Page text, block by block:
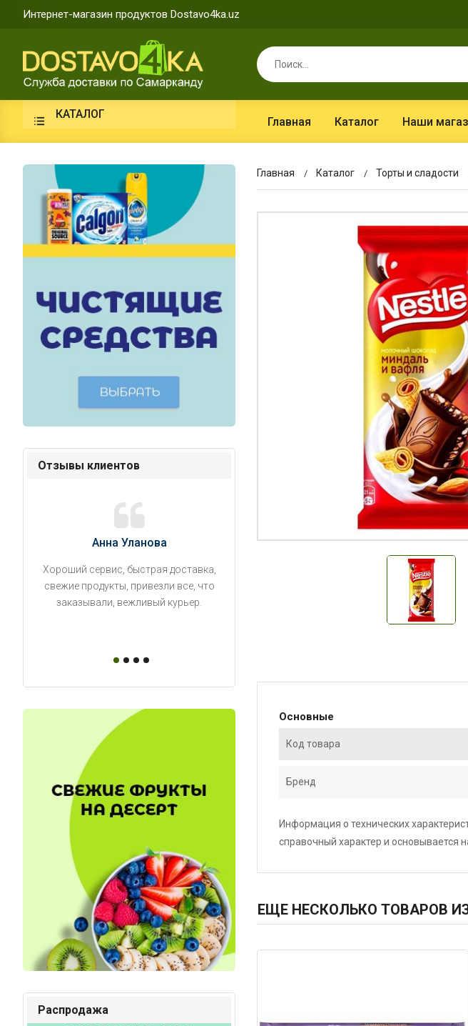
Интернет-магазин продуктов Dostavo4ka.uz
КАТАЛОГ
Главная Каталог Наши
Отзывы клиентов
Анна Уланова
Хороший сервис, быстрая доставка,
свежие продукты, привезли все, что
заказывали, вежливый курьер.
Александр П.
Лежу в
привезли
времени.
Распродажа
Главная Каталог Торты и сладости
Основные
Код товара
Бренд
Информация о технических
справочный характер и
ЕЩЕ НЕСКОЛЬКО ТОВАРОВ
Код: 2831